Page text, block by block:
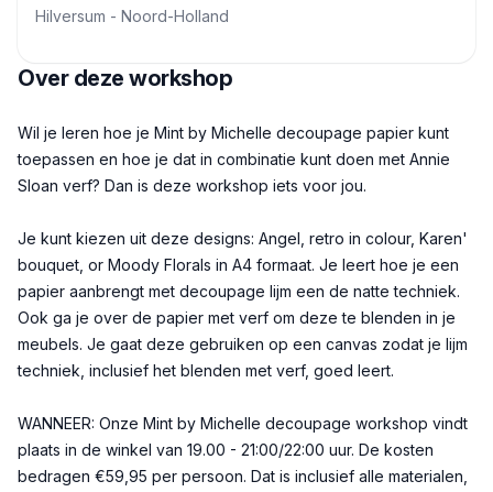
Hilversum - Noord-Holland
Over deze workshop
Beschrijving
Wil je leren hoe je Mint by Michelle decoupage papier kunt
toepassen en hoe je dat in combinatie kunt doen met Annie
Sloan verf? Dan is deze workshop iets voor jou.
Je kunt kiezen uit deze designs: Angel, retro in colour, Karen'
bouquet, or Moody Florals in A4 formaat. Je leert hoe je een
papier aanbrengt met decoupage lijm een de natte techniek.
Ook ga je over de papier met verf om deze te blenden in je
meubels. Je gaat deze gebruiken op een canvas zodat je lijm
techniek, inclusief het blenden met verf, goed leert.
WANNEER: Onze Mint by Michelle decoupage workshop vindt
plaats in de winkel van 19.00 - 21:00/22:00 uur. De kosten
bedragen €59,95 per persoon. Dat is inclusief alle materialen,